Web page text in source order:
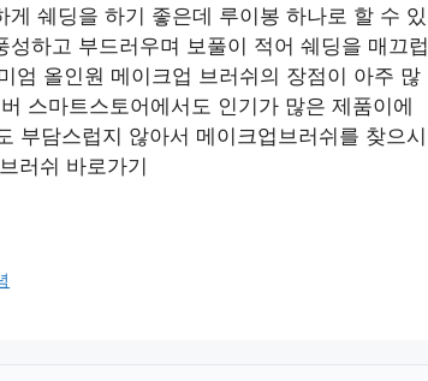
쉐딩을 하기 좋은데 루이봉 하나로 할 수 있
하고 부드러우며 보풀이 적어 쉐딩을 매끄럽
엄 올인원 메이크업 브러쉬의 장점이 아주 많
스마트스토어에서도 인기가 많은 제품이에
부담스럽지 않아서 메이크업브러쉬를 찾으시
러쉬 바로가기